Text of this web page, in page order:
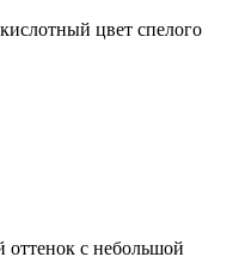
цвет спелого
с небольшой